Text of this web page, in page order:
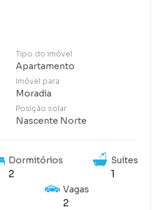
Tipo do imóvel
Apartamento
Imóvel para
Moradia
Posição solar
Nascente Norte
Dormitórios
2
Suítes
1
Vagas
2